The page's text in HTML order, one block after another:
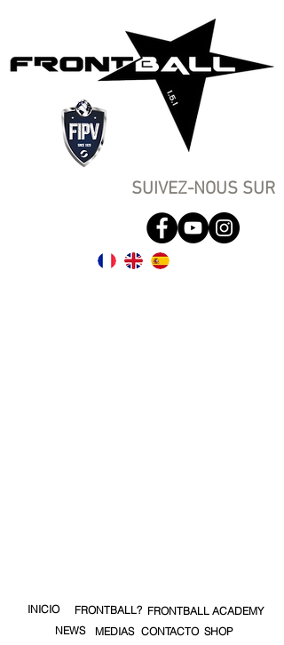
SUIVEZ-NOUS SUR
INICIO FRONTBALL? FRONTBALL ACADEMY
NEWS
MEDIAS CONTACTO SHOP